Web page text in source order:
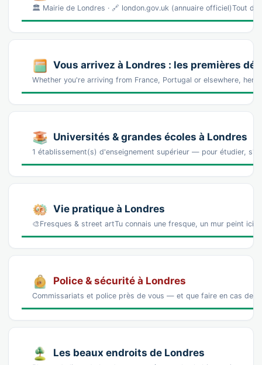
🏛️ Mairie de Londres · 🔗 london.gov.uk (annuaire officiel)Tout
Vous arrivez à Londres : les premières
Whether you're arriving from France, Portugal or elsewhere,
Universités & grandes écoles à Londres
1 établissement(s) d'enseignement supérieur — pour étudier,
Vie pratique à Londres
🎨Fresques & street artTu connais une fresque, un mur peint ici
Police & sécurité à Londres
Commissariats et police près de vous — et que faire en cas de
Les beaux endroits de Londres